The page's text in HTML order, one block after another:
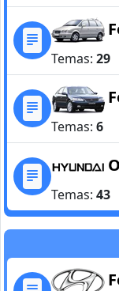
Temas: 29
Temas: 6
Temas: 43